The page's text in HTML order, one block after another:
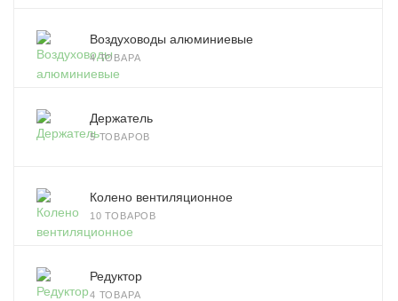
Воздуховоды алюминиевые
4 ТОВАРА
Держатель
5 ТОВАРОВ
Колено вентиляционное
10 ТОВАРОВ
Редуктор
4 ТОВАРА